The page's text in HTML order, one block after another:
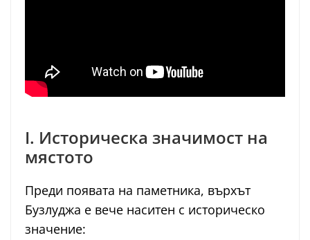
I. Историческа значимост на
мястото
Преди появата на паметника, върхът
Бузлуджа е вече наситен с историческо
значение: